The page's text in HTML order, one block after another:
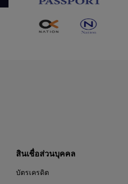
สินเชื่อส่วนบุคคล
บัตรเครดิต